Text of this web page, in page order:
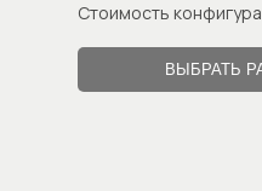
Стоимость
ВЫБРАТЬ